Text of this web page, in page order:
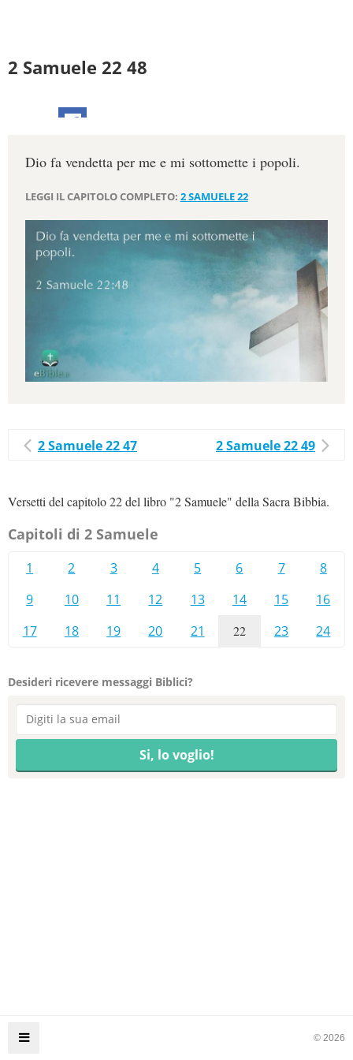
2 Samuele 22 48
Dio fa vendetta per me e mi sottomette i popoli.
LEGGI IL CAPITOLO COMPLETO: 2 SAMUELE 22
2 Samuele 22 47 2 Samuele 22 49
Versetti del capitolo 22 del libro "2 Samuele" della Sacra Bibbia.
Capitoli di 2 Samuele
1 2 3 4 5 6 7
8
9
10 11 12 13 14 15
16
17
18 19 20 21 22 23 24
Desideri ricevere messaggi Biblici?
© 2026